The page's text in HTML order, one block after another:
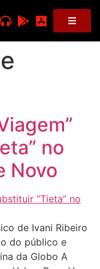
no
Novo
de Ivani Ribeiro
do público e
da Globo A